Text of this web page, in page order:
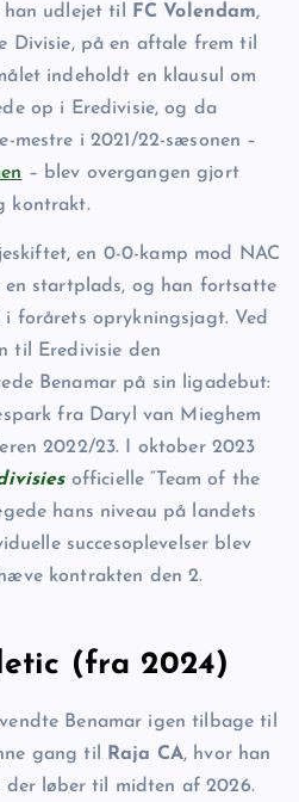
han udlejet til FC Volendam,
Divisie, på en aftale frem til
indeholdt en klausul om
op i Eredivisie, og da
mestre i 2021/22-sæsonen –
– blev overgangen gjort
kontrakt.
en 0-0-kamp mod NAC
en startplads, og han fortsatte
i forårets oprykningsjagt. Ved
til Eredivisie den
Benamar på sin liga­debut:
fra Daryl van Mieghem
2022/23. I oktober 2023
officielle “Team of the
hans niveau på landets
succesoplevelser blev
kontrakten den 2.
(fra 2024)
Benamar igen tilbage til
gang til
Raja CA, hvor han
der løber til midten af 2026.